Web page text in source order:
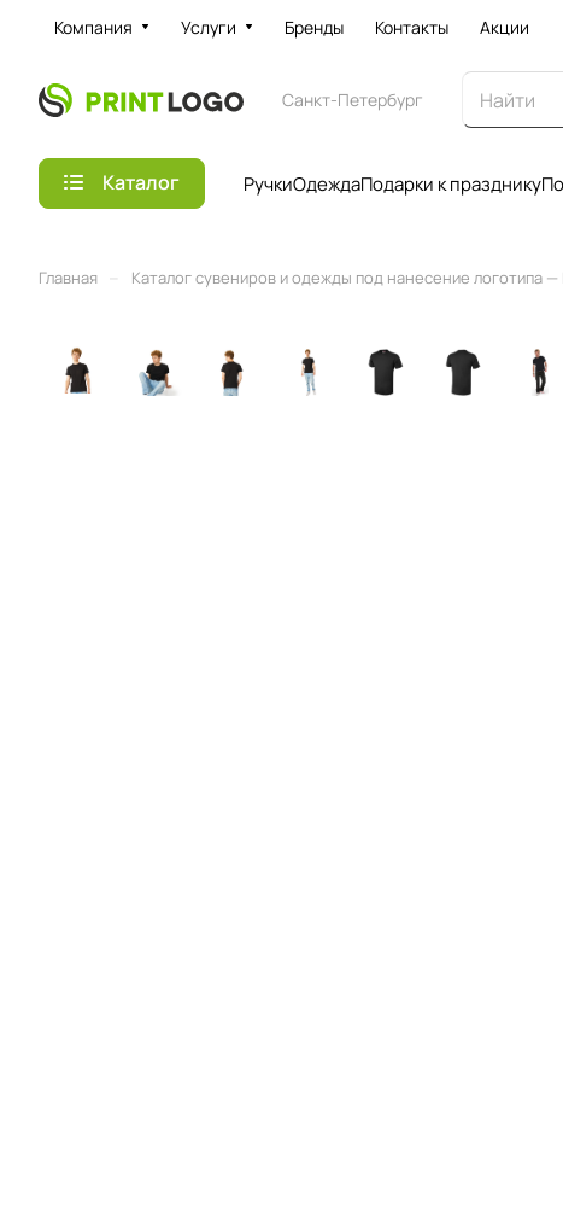
Компания Услуги Бренды Контакты Акции
Санкт-Петербург
Каталог РучкиОдеждаПодарки к празднику
Главная Каталог сувениров и одежды под нанесение логотипа